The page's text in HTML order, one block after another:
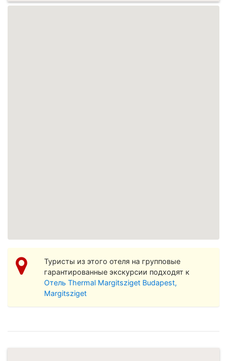
Туристы из этого отеля на групповые
гарантированные экскурсии подходят к
Отель Thermal Margitsziget Budapest,
Margitsziget